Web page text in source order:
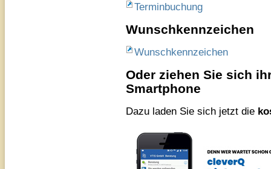
Terminbuchung
Wunschkennzeichen
Wunschkennzeichen
Oder ziehen Sie sich
Smartphone
Dazu laden Sie sich jetzt die